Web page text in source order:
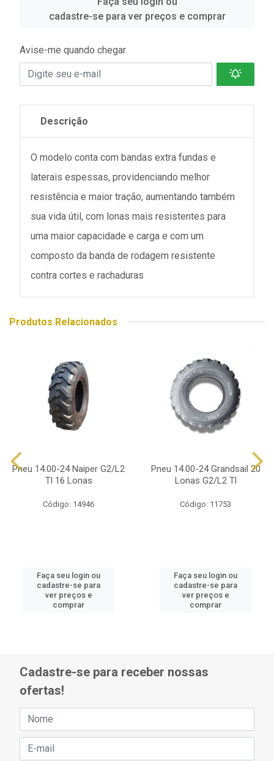
cadastre-se para ver preços e comprar
Avise-me quando chegar
Descrição
O modelo conta com bandas extra fundas e
laterais espessas, providenciando melhor
resistência e maior tração, aumentando também
sua vida útil, com lonas mais resistentes para
uma maior capacidade e carga e com um
composto da banda de rodagem resistente
contra cortes e rachaduras
Produtos Relacionados
Pneu 14.00-24 Naiper G2/L2
Tl 16 Lonas
Código: 14946
Faça seu login ou
cadastre-se para
ver preços e
comprar
Pneu 14.00-24 Grandsail 20
Lonas G2/L2 Tl
Código: 11753
Faça seu login ou
cadastre-se para
ver preços e
comprar
Cadastre-se para receber nossas
ofertas!